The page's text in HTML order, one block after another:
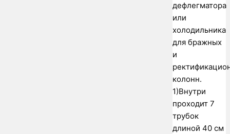
дефлегматора
или
холодильника
для бражных
и
колонн.
1)Внутри
проходит 7
трубок
длиной 40 см